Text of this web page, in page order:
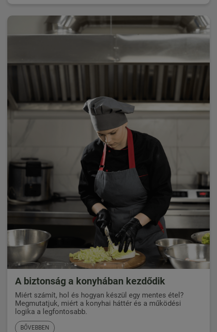
A biztonság a konyhában kezdődik
Miért számít, hol és hogyan készül egy mentes étel?
Megmutatjuk, miért a konyhai háttér és a működési
logika a legfontosabb.
BŐVEBBEN